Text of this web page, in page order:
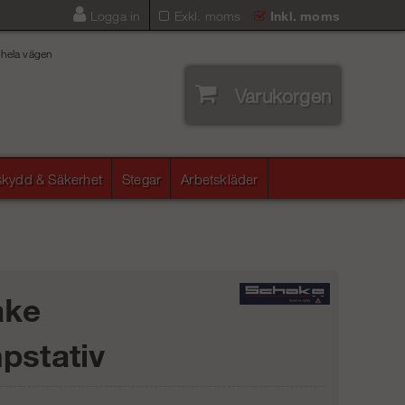
Exkl. moms Inkl. moms
Logga in
vägen
Varukorgen
& Säkerhet Stegar Arbetskläder